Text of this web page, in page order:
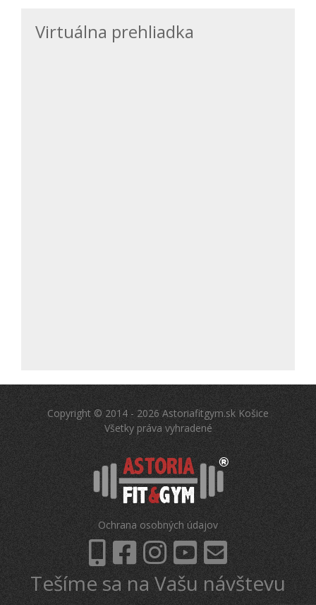
Virtuálna prehliadka
Copyright © 2014 - 2026 Astoriafitgym.sk Košice
Všetky práva vyhradené
Ochrana osobných údajov
Tešíme sa na Vašu návštevu